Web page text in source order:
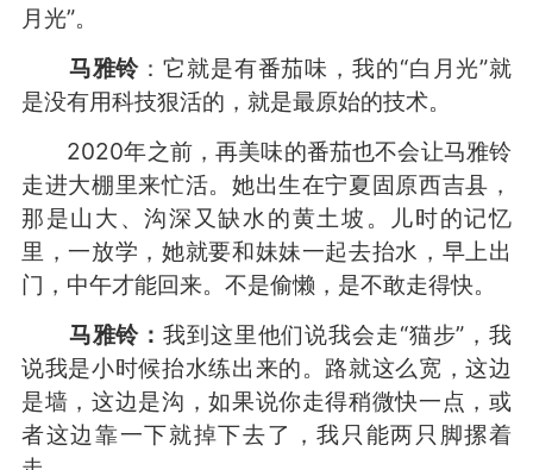
月光”。
马雅铃 ：它就是有番茄味，我的“白月光”就
是没有用科技狠活的，就是最原始的技术。
2020年之前，再美味的番茄也不会让马雅铃
走进大棚里来忙活。她出生在宁夏固原西吉县，
那是山大、沟深又缺水的黄土坡。儿时的记忆
里，一放学，她就要和妹妹一起去抬水，早上出
门，中午才能回来。不是偷懒，是不敢走得快。
马雅铃：我到这里他们说我会走“猫步”，我
说我是小时候抬水练出来的。路就这么宽，这边
是墙，这边是沟，如果说你走得稍微快一点，或
者这边靠一下就掉下去了，我只能两只脚摞着